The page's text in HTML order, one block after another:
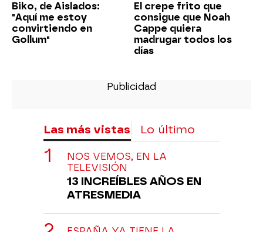
Biko, de Aislados:
"Aquí me estoy
convirtiendo en
Gollum"
El crepe frito que
consigue que Noah
Cappe quiera
madrugar todos los
días
Las más vistas Lo último
NOS VEMOS, EN LA
TELEVISIÓN
13 INCREÍBLES AÑOS EN
ATRESMEDIA